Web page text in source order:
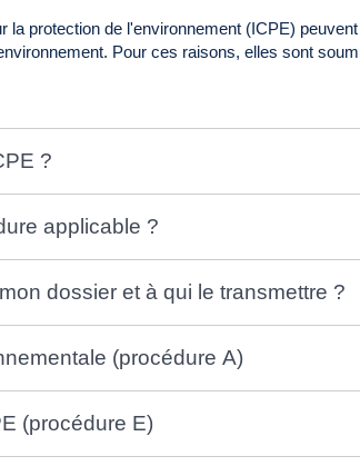
la protection de l'environnement (ICPE)
Pour ces raisons, elles sont
?
applicable ?
dossier et à qui le transmettre ?
(procédure A)
(procédure E)